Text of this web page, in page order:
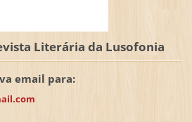
Literária da Lusofonia
email para: